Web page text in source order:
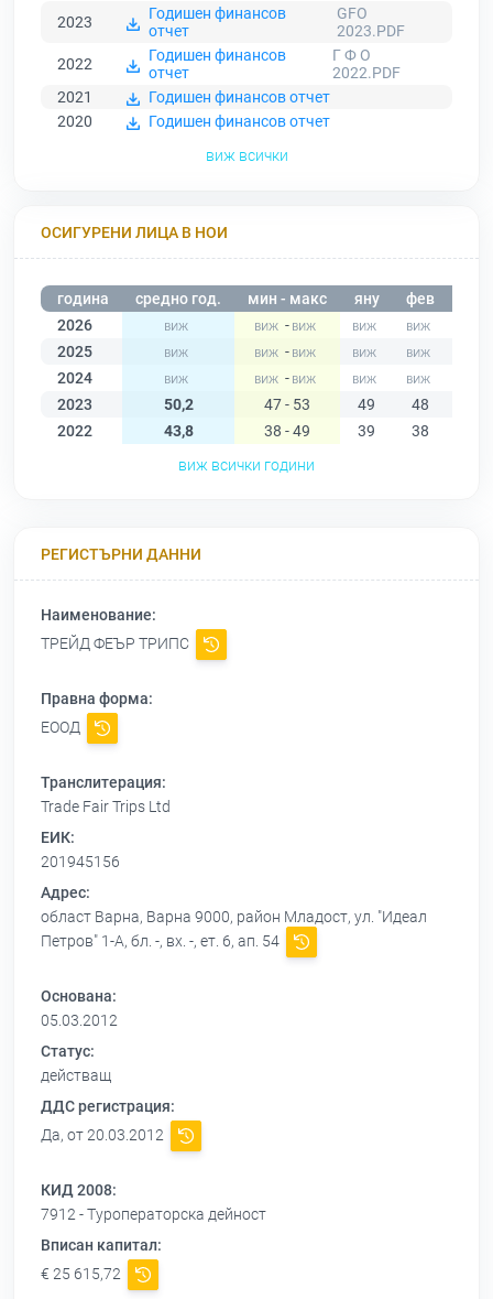
2023
Годишен финансов
отчет
GFO
2023.PDF
2022
Годишен финансов
отчет
Г Ф О
2022.PDF
2021
Годишен финансов отчет
2020
Годишен финансов отчет
виж всички
ОСИГУРЕНИ ЛИЦА В НОИ
година средно год. мин - макс яну фев
2026
-
2025
-
2024
-
2023
50,2 47 - 53 49 48
2022
43,8 38 - 49 39 38
виж всички години
РЕГИСТЪРНИ ДАННИ
Наименование:
ТРЕЙД ФЕЪР ТРИПС
Правна форма:
ЕООД
Транслитерация:
Trade Fair Trips Ltd
ЕИК:
201945156
Адрес:
област Варна, Варна 9000, район Младост, ул. "Идеал
Петров" 1-А, бл. -, вх. -, ет. 6, ап. 54
Основана:
05.03.2012
Статус:
действащ
ДДС регистрация:
Да, от 20.03.2012
КИД 2008:
7912 - Туроператорска дейност
Вписан капитал:
€ 25 615,72